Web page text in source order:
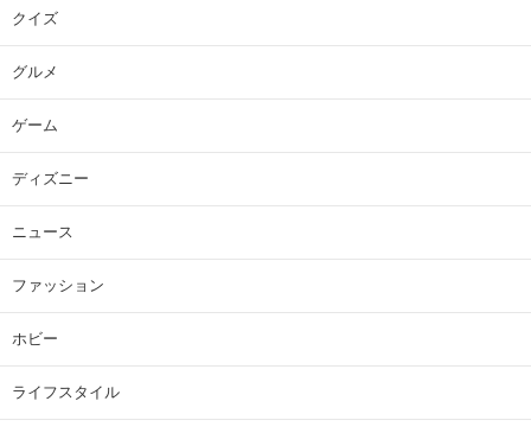
クイズ
グルメ
ゲーム
ディズニー
ニュース
ファッション
ホビー
ライフスタイル